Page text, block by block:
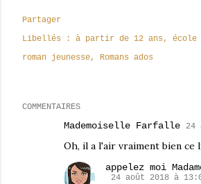
Partager
Libellés :
à partir de 12 ans
roman jeunesse
Romans ados
COMMENTAIRES
Mademoiselle Farfalle 24
Oh, il a l'air vraiment bien ce
appelez moi
24 août 2018 à